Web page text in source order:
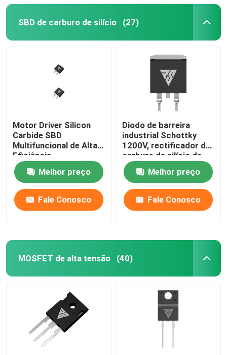
SBD de carburo de silício (27)
Motor Driver Silicon
Carbide SBD
Multifuncional de Alta
Eficiência
Melhor preço
Fale Conosco
Diodo de barreira
industrial Schottky
1200V, rectificador de
carburo de silício de
circuito PFC
Melhor preço
Fale Conosco
MOSFET de alta tensão (40)